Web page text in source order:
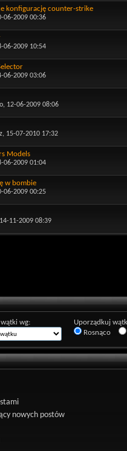
konfigurację counter-strike
06-2009 00:36
06-2009 10:54
06-2009 03:06
, 12-06-2009 08:06
, 15-07-2010 17:32
Models
06-2009 01:04
w bombie
06-2009 00:25
11-2009 08:39
wg:
Uporządkuj
Rosnąco
nowych postów